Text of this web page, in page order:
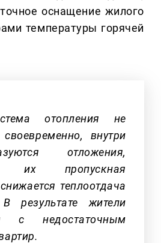
оснащение жилого
температуры горячей
отопления не
внутри
отложения,
их пропускная
теплоотдача
результате жители
с недостаточным